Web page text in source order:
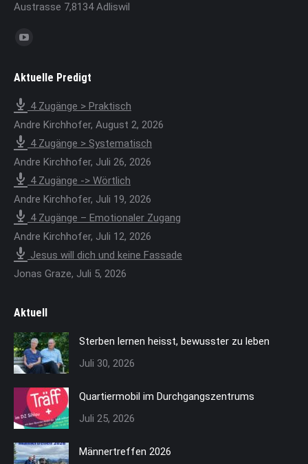
Austrasse 7,8134 Adliswil
Finden Sie uns auf:
opens
new
Aktuelle Predigt
4 Zugänge > Praktisch
Andre Kirchhofer, August 2, 2026
4 Zugänge > Systematisch
Andre Kirchhofer, Juli 26, 2026
4 Zugänge -> Wörtlich
Andre Kirchhofer, Juli 19, 2026
4 Zugänge – Emotionaler Zugang
Andre Kirchhofer, Juli 12, 2026
Jesus will dich und keine Fassade
Jonas Graze, Juli 5, 2026
Aktuell
Sterben lernen heisst, bewusster zu leben
Juli 30, 2026
Quartiermobil im Durchgangszentrums
Juli 25, 2026
Männertreffen 2026